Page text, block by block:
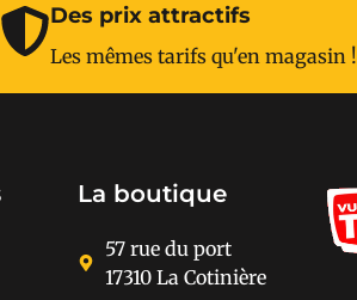
Des prix attractifs
Les mêmes tarifs qu'en magasin !
La boutique
57 rue du port
17310 La Cotinière